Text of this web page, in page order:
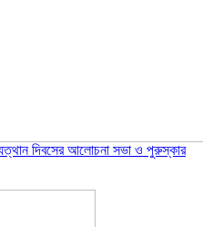
দিবসের আলোচনা সভা ও পুরুস্কার